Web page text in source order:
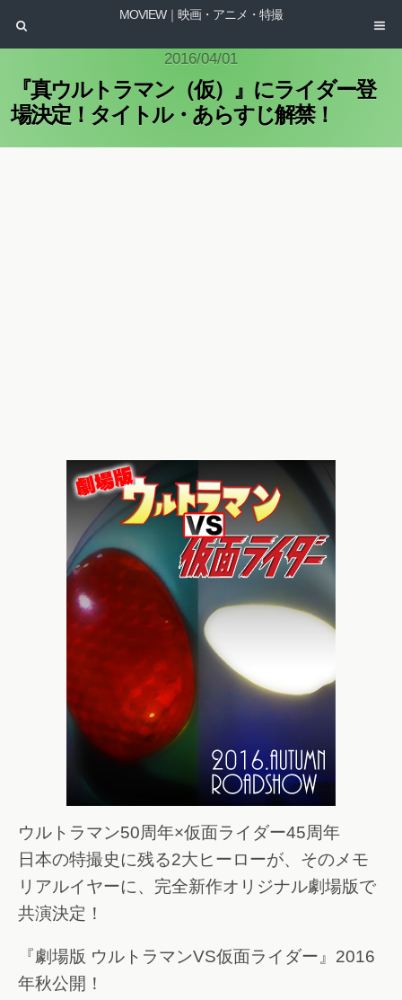
MOVIEW｜映画・アニメ・特撮
2016/04/01
『真ウルトラマン（仮）』にライダー登
場決定！タイトル・あらすじ解禁！
ウルトラマン50周年×仮面ライダー45周年
日本の特撮史に残る2大ヒーローが、そのメモ
リアルイヤーに、完全新作オリジナル劇場版で
共演決定！
『劇場版 ウルトラマンVS仮面ライダー』2016
年秋公開！